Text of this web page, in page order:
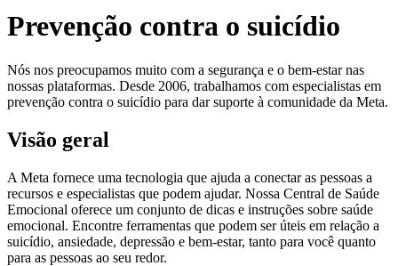
Prevenção contra o suicídio
Nós nos preocupamos muito com a segurança e o bem-estar nas
nossas plataformas. Desde 2006, trabalhamos com especialistas em
prevenção contra o suicídio para dar suporte à comunidade da Meta.
Visão geral
A Meta fornece uma tecnologia que ajuda a conectar as pessoas a
recursos e especialistas que podem ajudar. Nossa Central de Saúde
Emocional oferece um conjunto de dicas e instruções sobre saúde
emocional. Encontre ferramentas que podem ser úteis em relação a
suicídio, ansiedade, depressão e bem-estar, tanto para você quanto
para as pessoas ao seu redor.